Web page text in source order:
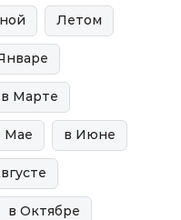
Летом
в Марте
Мае в Июне
в Октябре